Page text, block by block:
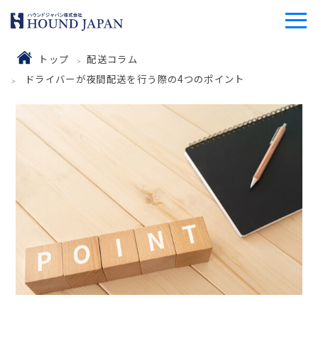
トップ
配送コラム
ドライバーが夜間配送を行う際の4つのポイント